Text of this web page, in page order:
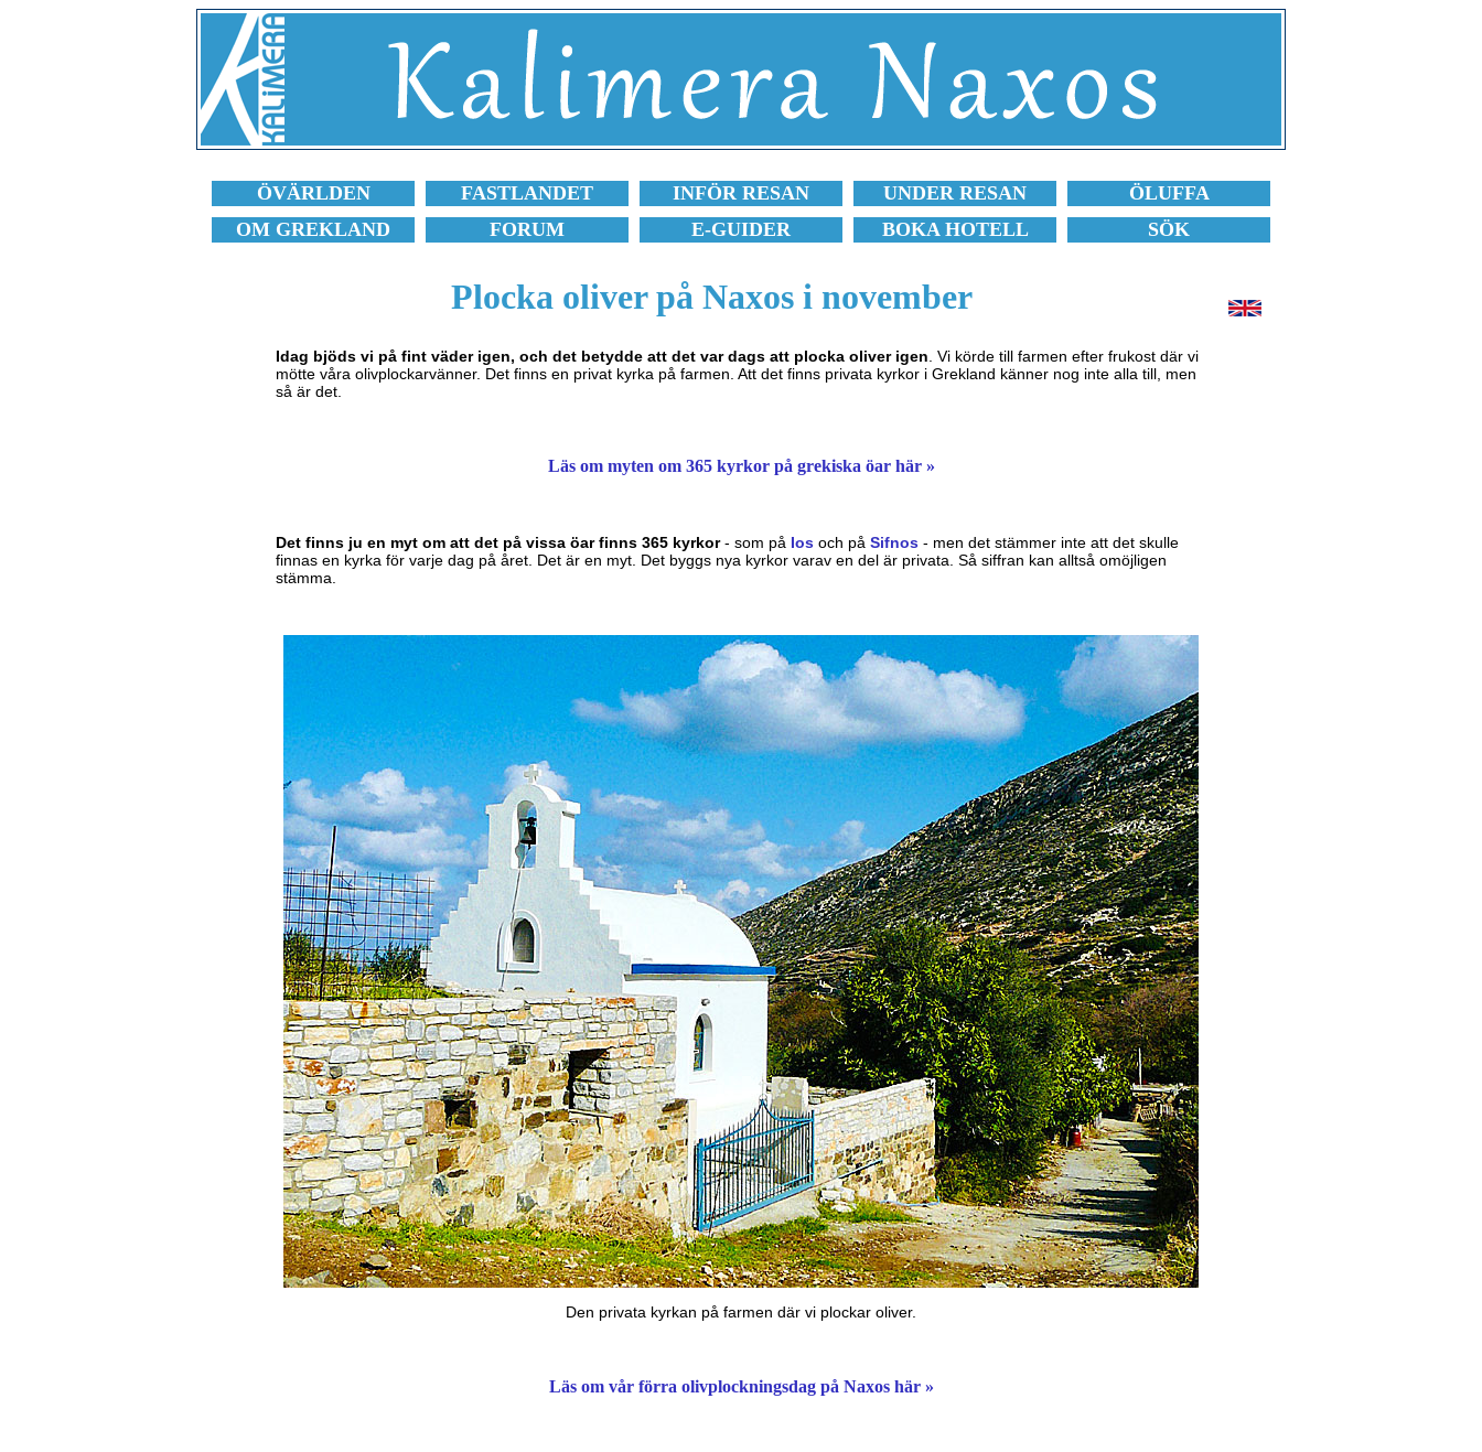
ÖVÄRLDEN FASTLANDET INFÖR RESAN UNDER RESAN
ÖLUFFA
OM GREKLAND
FORUM E-GUIDER BOKA HOTELL SÖK
Plocka oliver på Naxos i november
Idag bjöds vi på fint väder igen, och det betydde att det var dags att plocka oliver igen . Vi körde till farmen efter frukost där vi
mötte våra olivplockarvänner. Det finns en privat kyrka på farmen. Att det finns privata kyrkor i Grekland känner nog inte alla till, men
så är det.
Läs om myten om 365 kyrkor på grekiska öar här »
Det finns ju en myt om att det på vissa öar finns 365 kyrkor- som på Ios och på Sifnos - men det stämmer inte att det skulle
finnas en kyrka för varje dag på året. Det är en myt. Det byggs nya kyrkor varav en del är privata. Så siffran kan alltså omöjligen
stämma.
Den privata kyrkan på farmen där vi plockar oliver.
Läs om vår förra olivplockningsdag på Naxos här »